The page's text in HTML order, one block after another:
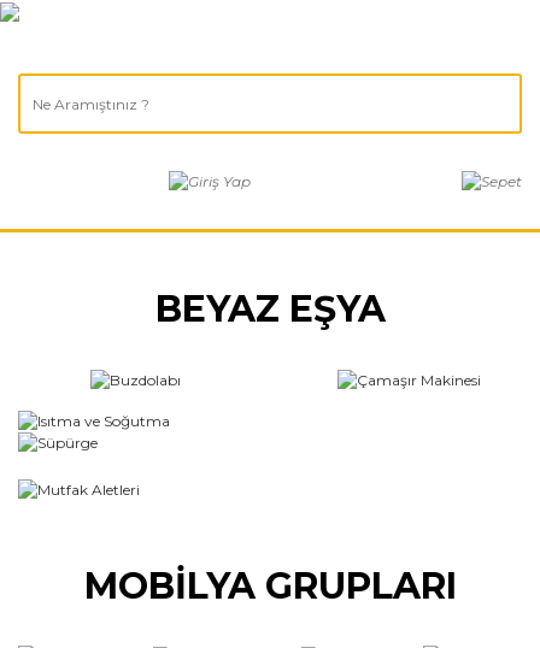
BEYAZ EŞYA
MOBİLYA GRUPLARI